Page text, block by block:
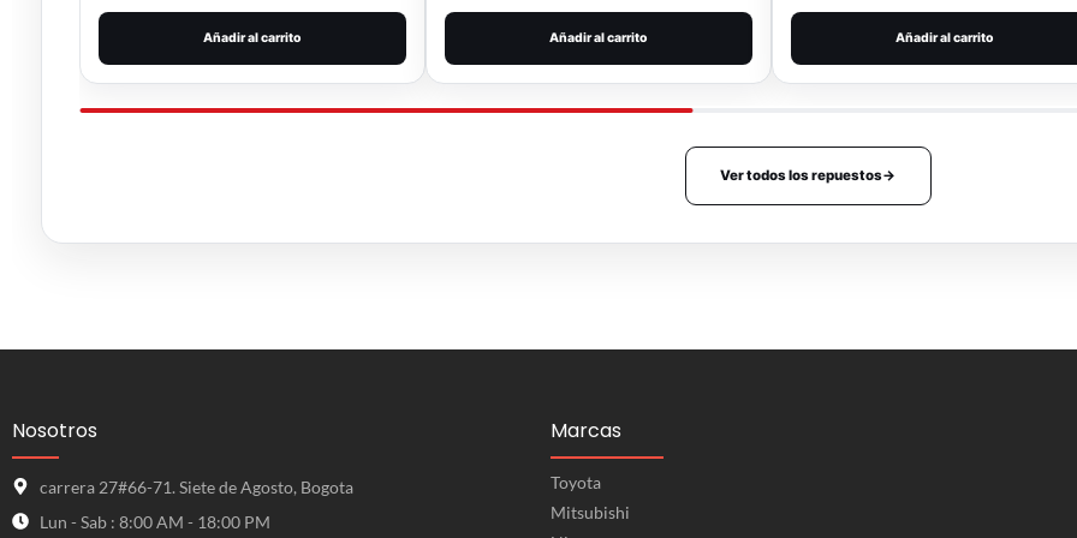
Añadir al carrito Añadir al carrito Añadir al carrito
Ver todos los repuestos→
Nosotros
carrera 27#66-71. Siete de Agosto, Bogota
Lun - Sab : 8:00 AM - 18:00 PM
Marcas
Toyota
Mitsubishi